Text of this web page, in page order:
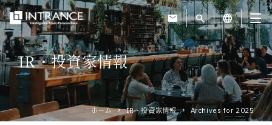
mail search language
トップ
企業情報
IR・投資家情報
ホーム IR・投資家情報 Archives for 2025